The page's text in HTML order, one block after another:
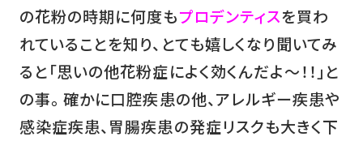
の花粉の時期に何度もプロデンティスを買わ
れていることを知り、とても嬉しくなり聞いてみ
ると「思いの他花粉症によく効くんだよ～！！」と
の事。 確かに口腔疾患の他、アレルギー疾患や
感染症疾患、胃腸疾患の発症リスクも大きく下